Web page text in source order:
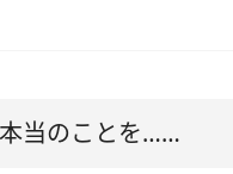
当のことを……